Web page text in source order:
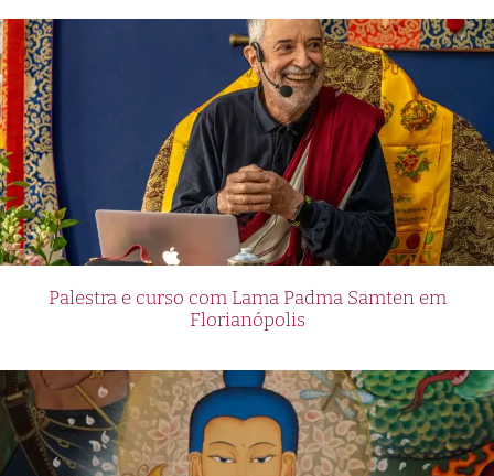
Palestra e curso com Lama Padma Samten em
Florianópolis